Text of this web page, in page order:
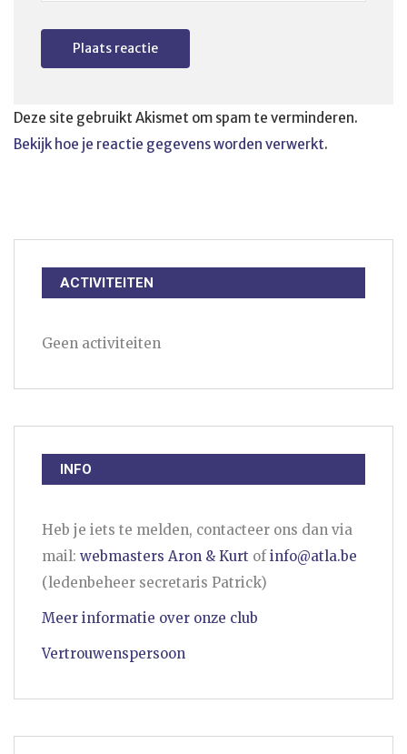
Deze site gebruikt Akismet om spam te verminderen.
Bekijk hoe je reactie gegevens worden verwerkt.
ACTIVITEITEN
Geen activiteiten
INFO
Heb je iets te melden, contacteer ons dan via
mail: webmasters Aron & Kurt ofinfo@atla.be
(ledenbeheer secretaris Patrick)
Meer informatie over onze club
Vertrouwenspersoon